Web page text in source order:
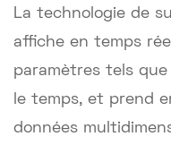
La technologie de
affiche en temps
paramètres tels
le temps, et prend
données